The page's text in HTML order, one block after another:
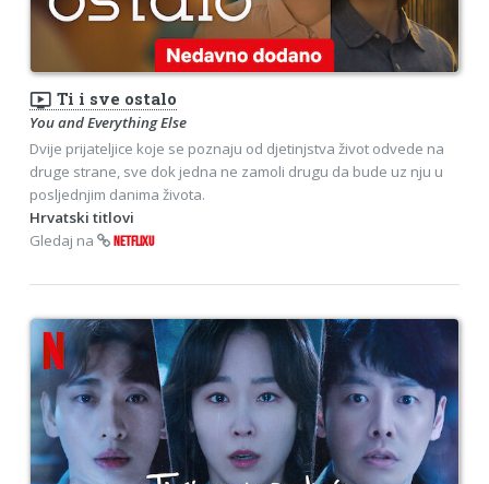
ondemand_video Ti i sve ostalo
You and Everything Else
Dvije prijateljice koje se poznaju od djetinjstva život odvede na
druge strane, sve dok jedna ne zamoli drugu da bude uz nju u
posljednjim danima života.
Hrvatski titlovi
Gledaj na
NETFLIXU